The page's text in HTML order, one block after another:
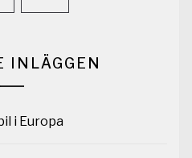
INLÄGGEN
i Europa